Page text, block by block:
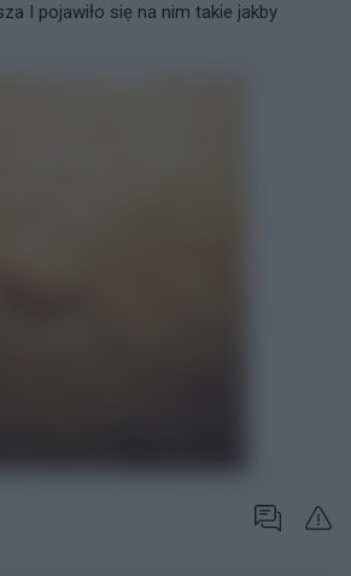
I pojawiło siẹ na nim takie jakby